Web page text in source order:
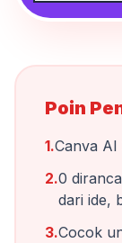
Poin
1.Canva AI
2.0
dari ide,
3.Cocok